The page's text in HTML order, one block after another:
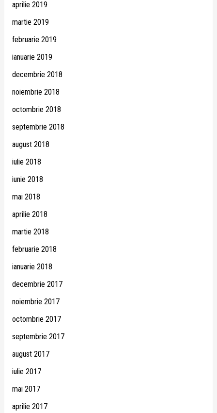
aprilie 2019
martie 2019
februarie 2019
ianuarie 2019
decembrie 2018
noiembrie 2018
octombrie 2018
septembrie 2018
august 2018
iulie 2018
iunie 2018
mai 2018
aprilie 2018
martie 2018
februarie 2018
ianuarie 2018
decembrie 2017
noiembrie 2017
octombrie 2017
septembrie 2017
august 2017
iulie 2017
mai 2017
aprilie 2017